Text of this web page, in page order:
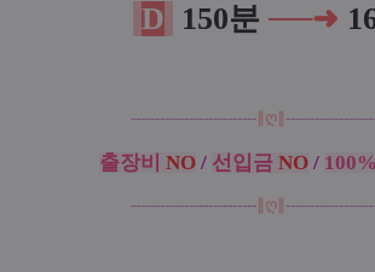
D 150분 ──➜
-------------------------- ღ∥
출장비 NO/ 선입금 NO/ 100%
-------------------------- ღ∥